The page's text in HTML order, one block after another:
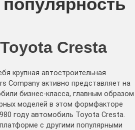
Cresta
крупная автостроительная
Company активно представляет на
бизнес-класса, главным образом
моделей в этом формфакторе
году автомобиль Toyota Cresta.
с другими популярными